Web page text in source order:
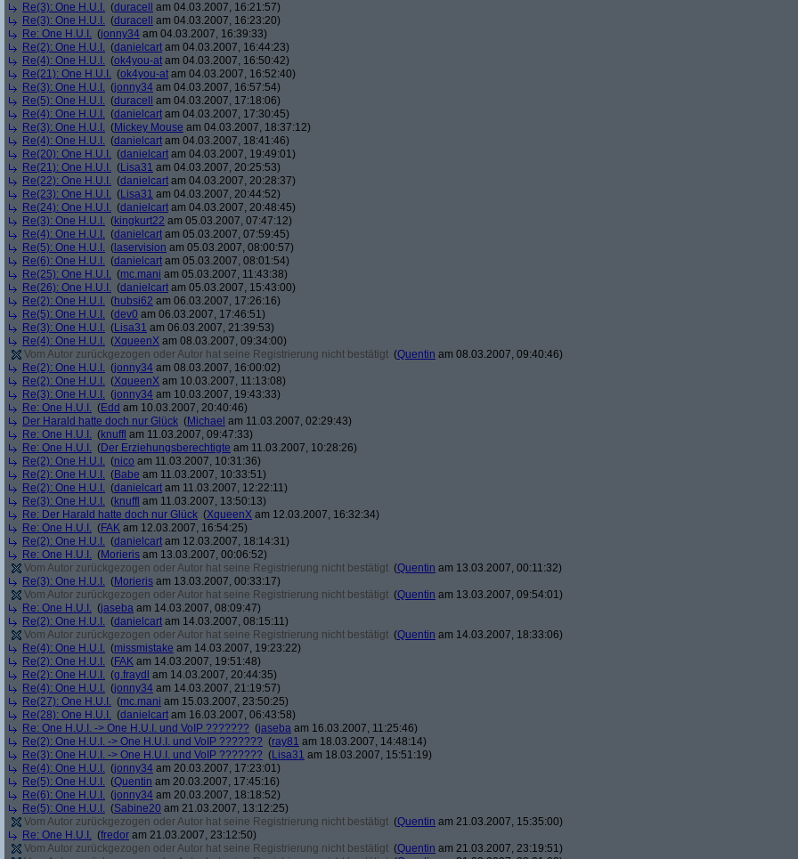
Re(3): One H.U.I. (duracell
am 04.03.2007, 16:21:57)
Re(3): One H.U.I. (duracell
am 04.03.2007, 16:23:20)
Re: One H.U.I. (jonny34 am 04.03.2007, 16:39:33)
Re(2): One H.U.I. (danielcart am 04.03.2007, 16:44:23)
Re(4): One H.U.I. (ok4you-at am 04.03.2007, 16:50:42)
Re(21): One H.U.I. (ok4you-at am 04.03.2007, 16:52:40)
Re(3): One H.U.I. (jonny34 am 04.03.2007, 16:57:54)
Re(5): One H.U.I. (duracell
am 04.03.2007, 17:18:06)
Re(4): One H.U.I. (danielcart am 04.03.2007, 17:30:45)
Re(3): One H.U.I. (Mickey Mouse am 04.03.2007, 18:37:12)
Re(4): One H.U.I. (danielcart am 04.03.2007, 18:41:46)
Re(20): One H.U.I. (danielcart am 04.03.2007, 19:49:01)
Re(21): One H.U.I. (Lisa31 am 04.03.2007, 20:25:53)
Re(22): One H.U.I. (danielcart am 04.03.2007, 20:28:37)
Re(23): One H.U.I. (Lisa31 am 04.03.2007, 20:44:52)
Re(24): One H.U.I. (danielcart am 04.03.2007, 20:48:45)
Re(3): One H.U.I. (kingkurt22 am 05.03.2007, 07:47:12)
Re(4): One H.U.I. (danielcart am 05.03.2007, 07:59:45)
Re(5): One H.U.I. ( laservision am 05.03.2007, 08:00:57)
Re(6): One H.U.I. (danielcart am 05.03.2007, 08:01:54)
Re(25): One H.U.I. (mc.mani am 05.03.2007, 11:43:38)
Re(26): One H.U.I. (danielcart am 05.03.2007, 15:43:00)
Re(2): One H.U.I. (hubsi62 am 06.03.2007, 17:26:16)
Re(5): One H.U.I. (dev0 am 06.03.2007, 17:46:51)
Re(3): One H.U.I. (Lisa31 am 06.03.2007, 21:39:53)
Re(4): One H.U.I. (XqueenX am 08.03.2007, 09:34:00)
Vom Autor zurückgezogen oder Autor hat seine Registrierung nicht bestätigt (Quentin am 08.03.2007, 09:40:46)
Re(2): One H.U.I. (jonny34 am 08.03.2007, 16:00:02)
Re(2): One H.U.I. (XqueenX am 10.03.2007, 11:13:08)
Re(3): One H.U.I. (jonny34 am 10.03.2007, 19:43:33)
Re: One H.U.I. (Edd am 10.03.2007, 20:40:46)
Der Harald hatte doch nur Glück (Michael am 11.03.2007, 02:29:43)
Re: One H.U.I. (knuffl am 11.03.2007, 09:47:33)
Re: One H.U.I. (Der Erziehungsberechtigte am 11.03.2007, 10:28:26)
Re(2): One H.U.I. (nico am 11.03.2007, 10:31:36)
Re(2): One H.U.I. (Babe am 11.03.2007, 10:33:51)
Re(2): One H.U.I. (danielcart am 11.03.2007, 12:22:11)
Re(3): One H.U.I. (knuffl am 11.03.2007, 13:50:13)
Re: Der Harald hatte doch nur Glück (XqueenX am 12.03.2007, 16:32:34)
Re: One H.U.I. (FAK am 12.03.2007, 16:54:25)
Re(2): One H.U.I. (danielcart am 12.03.2007, 18:14:31)
Re: One H.U.I. (Morieris am 13.03.2007, 00:06:52)
Vom Autor zurückgezogen oder Autor hat seine Registrierung nicht bestätigt (Quentin am 13.03.2007, 00:11:32)
Re(3): One H.U.I. (Morieris am 13.03.2007, 00:33:17)
Vom Autor zurückgezogen oder Autor hat seine Registrierung nicht bestätigt (Quentin am 13.03.2007, 09:54:01)
Re: One H.U.I. (jaseba am 14.03.2007, 08:09:47)
Re(2): One H.U.I. (danielcart am 14.03.2007, 08:15:11)
Vom Autor zurückgezogen oder Autor hat seine Registrierung nicht bestätigt (Quentin am 14.03.2007, 18:33:06)
Re(4): One H.U.I. (missmistake am 14.03.2007, 19:23:22)
Re(2): One H.U.I. (FAK am 14.03.2007, 19:51:48)
Re(2): One H.U.I. (g.fraydl am 14.03.2007, 20:44:35)
Re(4): One H.U.I. (jonny34 am 14.03.2007, 21:19:57)
Re(27): One H.U.I. (mc.mani am 15.03.2007, 23:50:25)
Re(28): One H.U.I. (danielcart am 16.03.2007, 06:43:58)
Re: One H.U.I. -> One H.U.I. und VoIP ??????? (jaseba am 16.03.2007, 11:25:46)
Re(2): One H.U.I. -> One H.U.I. und VoIP ??????? (ray81 am 18.03.2007, 14:48:14)
Re(3): One H.U.I. -> One H.U.I. und VoIP ??????? (Lisa31 am 18.03.2007, 15:51:19)
Re(4): One H.U.I. (jonny34 am 20.03.2007, 17:23:01)
Re(5): One H.U.I. (Quentin am 20.03.2007, 17:45:16)
Re(6): One H.U.I. (jonny34 am 20.03.2007, 18:18:52)
Re(5): One H.U.I. (Sabine20 am 21.03.2007, 13:12:25)
Vom Autor zurückgezogen oder Autor hat seine Registrierung nicht bestätigt (Quentin am 21.03.2007, 15:35:00)
Re: One H.U.I. (fredor am 21.03.2007, 23:12:50)
Vom Autor zurückgezogen oder Autor hat seine Registrierung nicht bestätigt (Quentin am 21.03.2007, 23:19:51)